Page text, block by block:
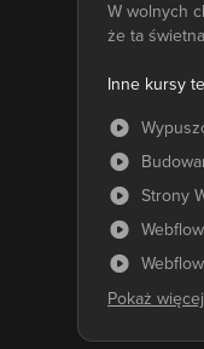
W wolnych
że ta
Inne kursy
Strony
Webflow
Webflow